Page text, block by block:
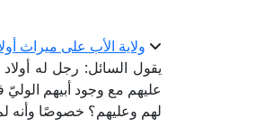
ولاية الأب على ميراث
يقول السائل: رجل له
عليهم مع وجود أبيهم
لهم وعليهم؟ خصوصًا وأنه